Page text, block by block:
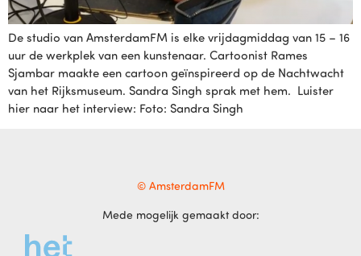
De studio van AmsterdamFM is elke vrijdagmiddag van 15 – 16
uur de werkplek van een kunstenaar. Cartoonist Rames
Sjambar maakte een cartoon geïnspireerd op de Nachtwacht
van het Rijksmuseum. Sandra Singh sprak met hem. Luister
hier naar het interview: Foto: Sandra Singh
© AmsterdamFM
Mede mogelijk gemaakt door: